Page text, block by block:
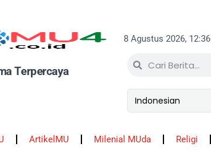
Terpercaya
8 Agustus 2026, 12:36
ArtikelMU Milenial MUda Religi